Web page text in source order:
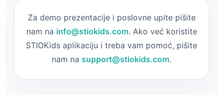
Za demo prezentacije i poslovne upite pišite
nam na info@stiokids.com. Ako već koristite
STIOKids aplikaciju i treba vam pomoć, pišite
nam na support@stiokids.com.